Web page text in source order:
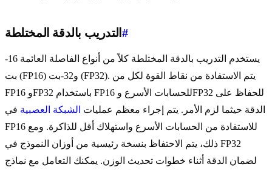
التدريب بالدقة المختلطة #
يستخدم التدريب بالدقة المختلطة كلاً من أنواع الفاصلة العائمة 16-
بت (FP16) و32-بت (FP32). يتم الاستفادة من نقاط القوة لكل من
FP16 وFP32 باستخدام FP16 للحسابات الأسرع وFP32 للحفاظ على
الدقة حيثما لزم الأمر. يتم إجراء معظم عمليات الشبكة العصبية في
FP16 للاستفادة من الحسابات الأسرع واستهلاك أقل للذاكرة. ومع
ذلك، يتم الاحتفاظ بنسخة رئيسية من أوزان النموذج في FP32
لضمان الدقة أثناء خطوات تحديث الوزن. يمكنك التعامل مع نماذج